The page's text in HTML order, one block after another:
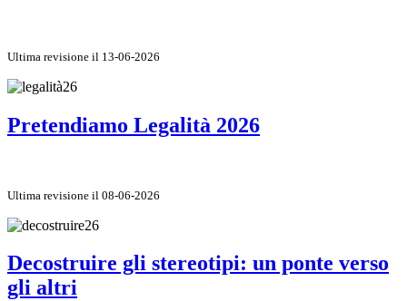
Ultima revisione il 13-06-2026
Pretendiamo Legalità 2026
Ultima revisione il 08-06-2026
Decostruire gli stereotipi: un ponte verso
gli altri